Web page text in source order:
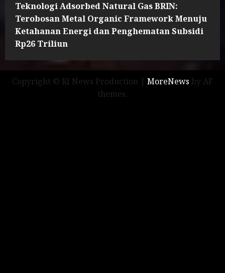
Teknologi Adsorbed Natural Gas BRIN:
Terobosan Metal Organic Framework Menuju
Ketahanan Energi dan Penghematan Subsidi
Rp26 Triliun
Copyright © RI News Production | MoreNews by AF
themes.